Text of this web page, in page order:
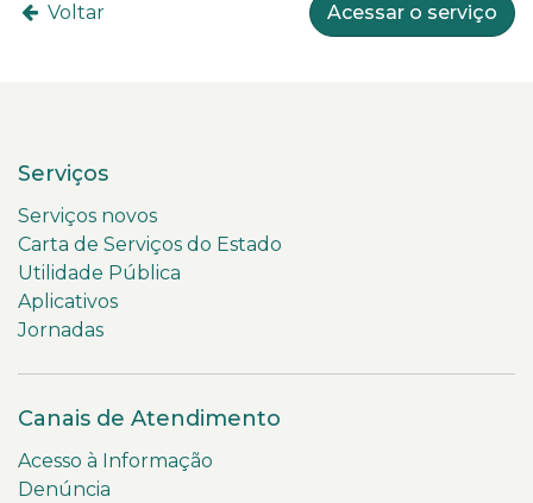
Voltar Acessar o serviço
Serviços
Serviços novos
Carta de Serviços do Estado
Utilidade Pública
Aplicativos
Jornadas
Canais de Atendimento
Acesso à Informação
Denúncia